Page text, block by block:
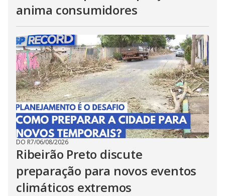
anima consumidores
DO R7/06/08/2026
Ribeirão Preto discute
preparação para novos eventos
climáticos extremos